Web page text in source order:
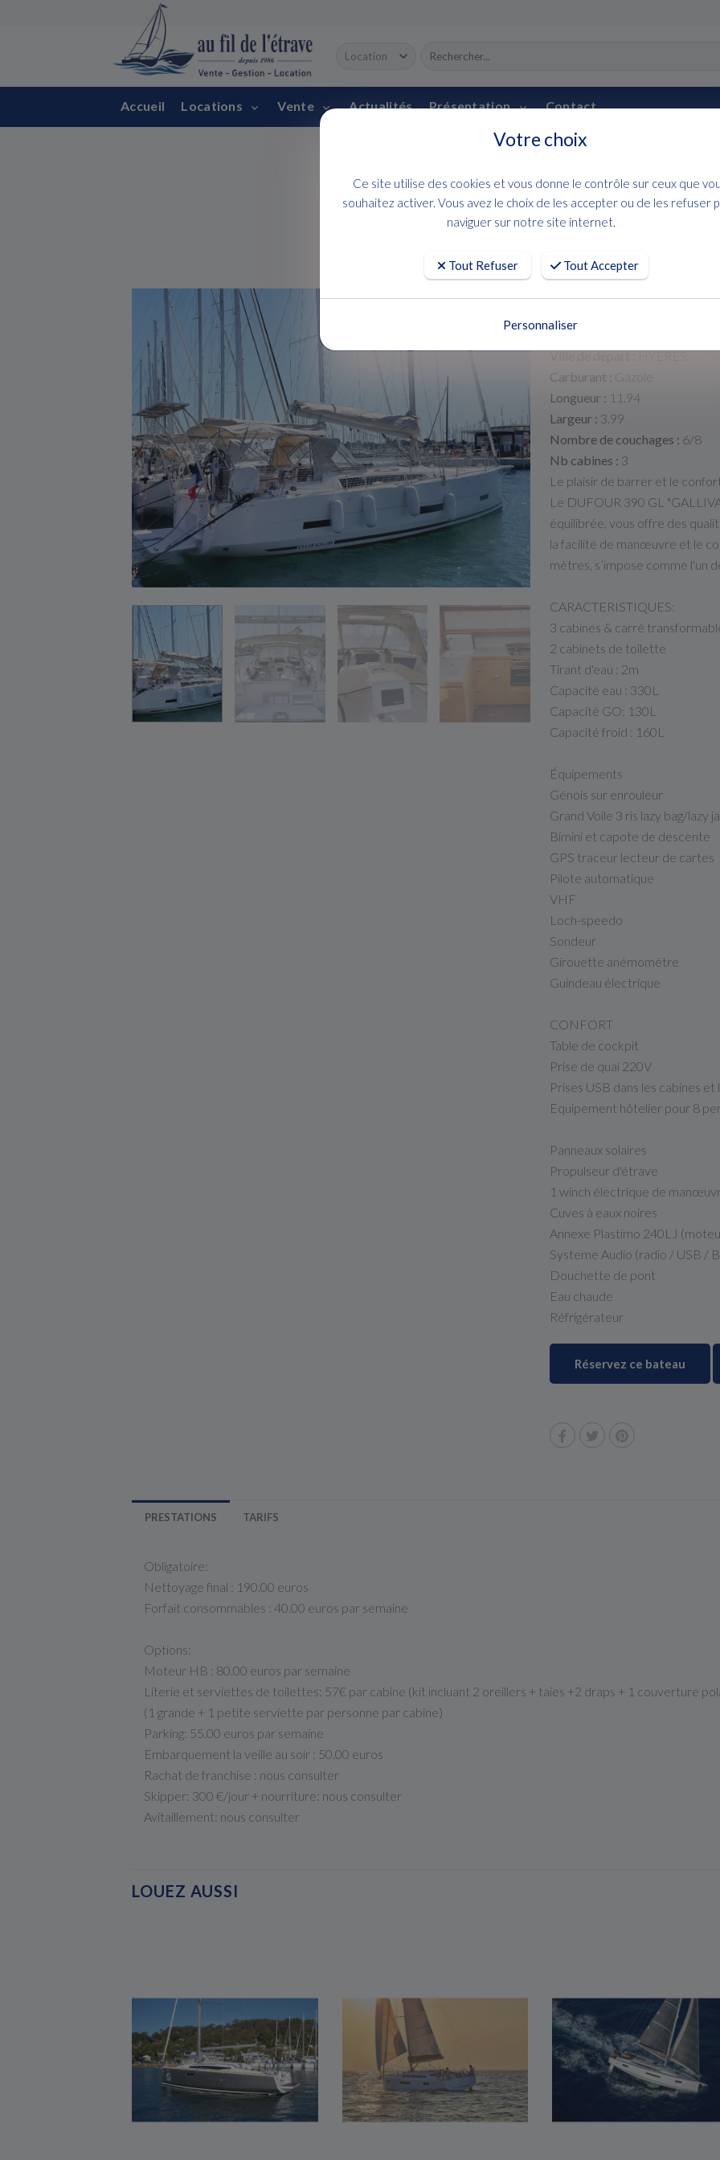
Accueil Locations Vente Actualités Présentation Contact
Location
Demandez un devis
Ville de départ :HYERES
Carburant : Gazole
Longueur : 11.94
Largeur : 3.99
Nombre de couchages : 6/8
Nb cabines : 3
Le plaisir de barrer et le
Le DUFOUR 390 GL
équilibrée, vous offre des
la facilité de manœuvre et le
mètres, s’impose comme l'un
CARACTERISTIQUES:
3 cabines & carré
2 cabinets de toilette
Tirant d'eau : 2m
Capacité eau : 330L
Capacité GO: 130L
Capacité froid : 160L
Équipements
Génois sur enrouleur
Grand Voile 3 ris lazy bag/lazy
Bimini et capote de descente
GPS traceur lecteur de cartes
Pilote automatique
VHF
Loch-speedo
Sondeur
Girouette anémomètre
Guindeau électrique
CONFORT
Table de cockpit
Prise de quai 220V
Prises USB dans les cabines et
Equipement hôtelier pour 8
Panneaux solaires
Propulseur d'étrave
1 winch électrique de
Cuves à eaux noires
Annexe Plastimo 240LJ
Systeme Audio (radio / USB /
Douchette de pont
Eau chaude
Réfrigérateur
Réservez ce bateau
PRESTATIONS TARIFS
Obligatoire:
Nettoyage final : 190.00 euros
Forfait consommables : 40.00 euros par semaine
Options:
Moteur HB : 80.00 euros par semaine
Literie et serviettes de toilettes: 57€ par cabine (kit incluant 2 oreillers + taies +2 draps + 1 couverture
(1 grande + 1 petite serviette par personne par cabine)
Parking: 55.00 euros par semaine
Embarquement la veille au soir : 50.00 euros
Rachat de franchise : nous consulter
Skipper: 300 €/jour + nourriture: nous consulter
Avitaillement: nous consulter
LOUEZ AUSSI
Votre choix
Ce site utilise des cookies et vous donne le contrôle sur ceux que
souhaitez activer. Vous avez le choix de les accepter ou de les refuser
naviguer sur notre site internet.
Tout Refuser Tout Accepter
Personnaliser